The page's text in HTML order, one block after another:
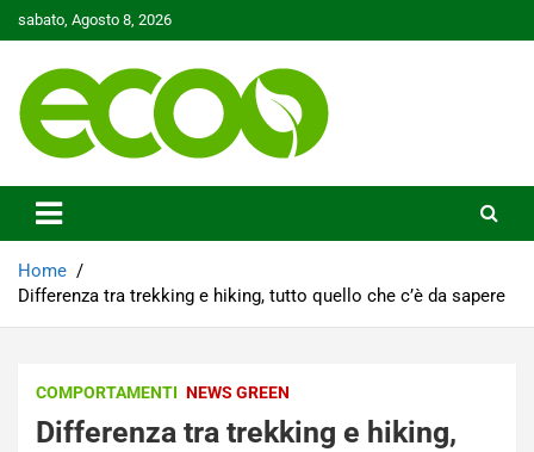
to
sabato, Agosto 8, 2026
Ecoo.it
Home
Differenza tra trekking e hiking, tutto quello che c’è da sapere
COMPORTAMENTI NEWS GREEN
Differenza tra trekking e hiking,